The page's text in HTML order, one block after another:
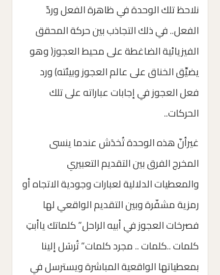
نلاحظ تلك الوحدة في ظاهرة الفعل وردّ
الفعل.. في ذلك التجاذب بين حركة المحقق
الفيزيائية الضاغطة على محيط العجوز( وهو
يضيِّق الخناق على عالم العجوز وبيئته) ورد
فعل العجوز في إجابات عباراته على تلك
الحركات..
غيرأنّ هذه الوحدة تُخدَش عندما ينسى
المخرج الفرق بين التقديم التعبيري
والمعطيات الدلالية لعبارات وجودية الاتجاه أو
رمزية مشفّرة وبين التقديم الواقعي لها
فصرخات العجوز في أبيه الراحل” كلماتك ياأبتِ
كلمات ..كلمات .. مجرد كلمات” تُرسَل إلينا
بمعطياتها الواقعية المباشرة ويسترسل في